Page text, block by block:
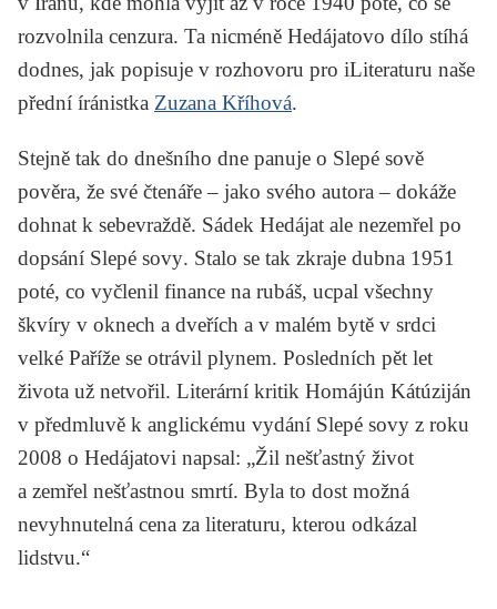
rozvolnila cenzura. Ta nicméně Hedájatovo dílo stíhá
dodnes, jak popisuje v rozhovoru pro iLiteraturu naše
přední íránistka Zuzana Kříhová.
Stejně tak do dnešního dne panuje o Slepé sově
pověra, že své čtenáře – jako svého autora – dokáže
dohnat k sebevraždě. Sádek Hedájat ale nezemřel po
dopsání Slepé sovy. Stalo se tak zkraje dubna 1951
poté, co vyčlenil finance na rubáš, ucpal všechny
škvíry v oknech a dveřích a v malém bytě v srdci
velké Paříže se otrávil plynem. Posledních pět let
života už netvořil. Literární kritik Homájún Kátúziján
v předmluvě k anglickému vydání Slepé sovy z roku
2008 o Hedájatovi napsal: „Žil nešťastný život
a zemřel nešťastnou smrtí. Byla to dost možná
nevyhnutelná cena za literaturu, kterou odkázal
lidstvu.“